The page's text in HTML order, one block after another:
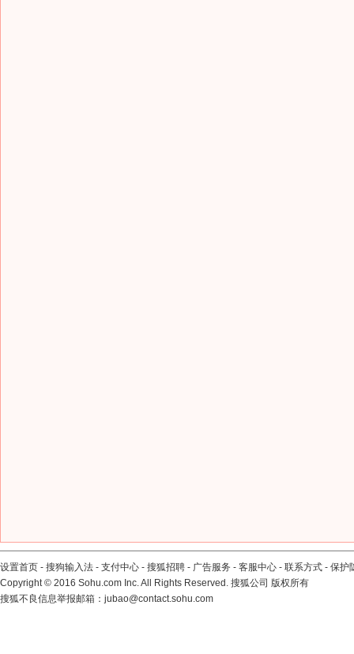
设置首页 - 搜狗输入法 - 支付中心 - 搜狐招聘 - 广告服务 - 客服中心 - 联系方式 - 保护
Copyright© 2016 Sohu.com Inc. All Rights Reserved. 搜狐公司 版权所有
搜狐不良信息举报邮箱： jubao@contact.sohu.com